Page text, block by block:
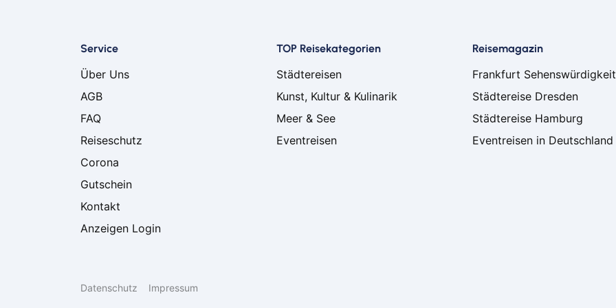
Soest
Service
Über Uns
AGB
FAQ
Reiseschutz
Corona
Gutschein
Kontakt
Anzeigen Login
TOP Reisekategorien
Städtereisen
Kunst, Kultur & Kulinarik
Meer & See
Eventreisen
Reisemagazin
Frankfurt
Städtereise Dresden
Städtereise Hamburg
Eventreisen in Deutschland
Datenschutz Impressum